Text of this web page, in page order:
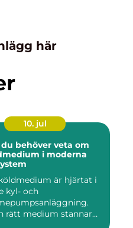
här
10. jul
behöver veta om
i moderna
är hjärtat i
kyl- och
rätt medium stannar